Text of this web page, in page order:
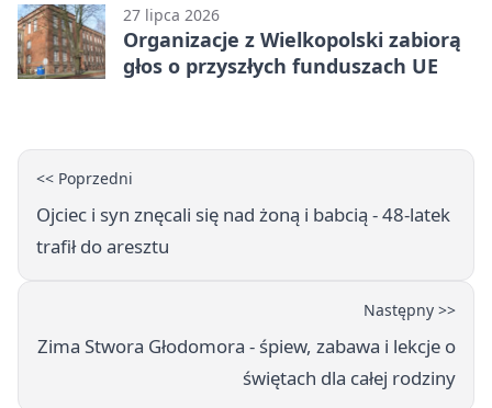
27 lipca 2026
Organizacje z Wielkopolski zabiorą
głos o przyszłych funduszach UE
<< Poprzedni
Ojciec i syn znęcali się nad żoną i babcią - 48-latek
trafił do aresztu
Następny >>
Zima Stwora Głodomora - śpiew, zabawa i lekcje o
świętach dla całej rodziny